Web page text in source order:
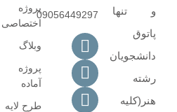
و تنها
پاتوق
دانشجویان
رشته
هنر(کلیه
09056449297
پروژه
اختصاصی
وبلاگ
پروژه
آماده
طرح لایه